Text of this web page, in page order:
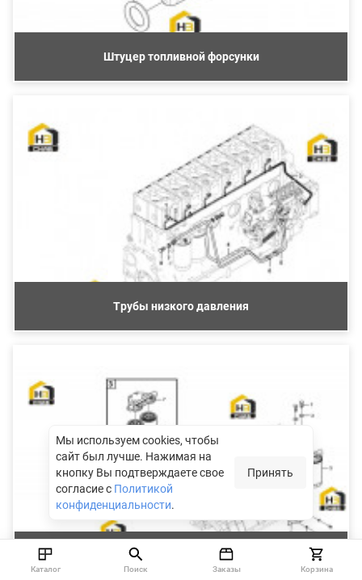
Штуцер топливной форсунки
Трубы низкого давления
Фильтр топливный тонкой очистки
Мы используем cookies, чтобы
сайт был лучше. Нажимая на
кнопку Вы подтверждаете свое
согласие с Политикой
конфиденциальности.
Принять
Каталог Поиск Заказы Корзина